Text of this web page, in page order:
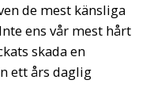
de mest känsliga
ens vår mest hårt
skada en
ett års daglig